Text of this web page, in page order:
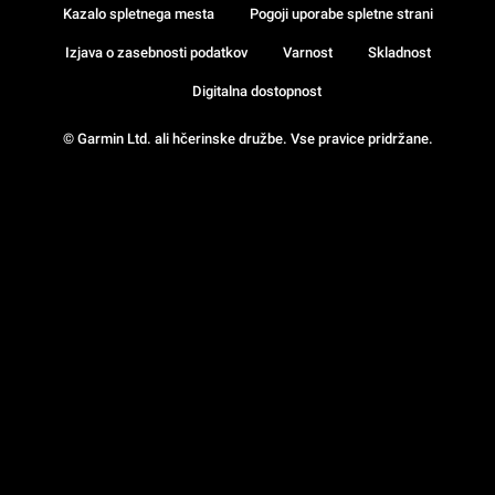
© Garmin Ltd. ali hčerinske družbe. Vse pravice pridržane.
Kazalo spletnega mesta Pogoji uporabe spletne strani
Izjava o zasebnosti podatkov Varnost Skladnost
Digitalna dostopnost